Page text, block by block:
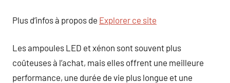
Plus d’infos à propos de Explorer ce site
Les ampoules LED et xénon sont souvent plus
coûteuses à l’achat, mais elles offrent une meilleure
performance, une durée de vie plus longue et une